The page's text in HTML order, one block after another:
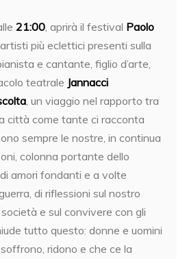
21:00 , aprirà il festival Paolo
artisti più eclettici presenti sulla
e cantante, figlio d’arte,
teatrale Jannacci
, un viaggio nel rapporto tra
città come tante ci racconta
sempre le nostre, in continua
colonna portante dello
amori fondanti e a volte
di riflessioni sul nostro
e sul convivere con gli
tutto questo: donne e uomini
ridono e che ce la